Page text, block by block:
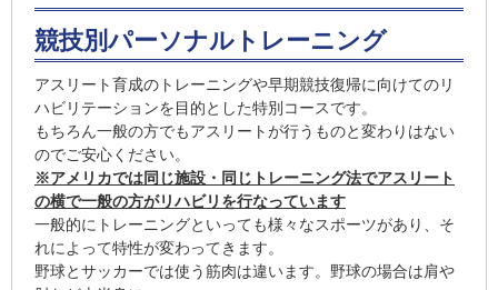
競技別パーソナルトレーニング
アスリート育成のトレーニングや早期競技復帰に向けてのリ
ハビリテーションを目的とした特別コースです。
もちろん一般の方でもアスリートが行うものと変わりはない
のでご安心ください。
※アメリカでは同じ施設・同じトレーニング法でアスリート
の横で一般の方がリハビリを行なっています
一般的にトレーニングといっても様々なスポーツがあり、そ
れによって特性が変わってきます。
野球とサッカーでは使う筋肉は違います。野球の場合は肩や